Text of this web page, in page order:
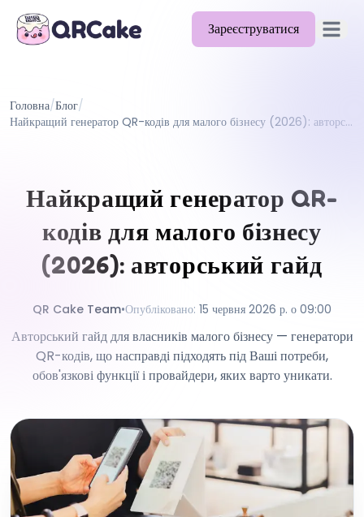
Зареєструватися
Тарифи
Документація
Допомога
API
Головна/Блог/
Найкращий генератор QR-кодів для малого бізнесу (2026): авторський гайд
Найкращий генератор QR-
кодів для малого бізнесу
(2026): авторський гайд
QR Cake Team•Опубліковано: 15 червня 2026 р. о 09:00
Авторський гайд для власників малого бізнесу — генератори
QR-кодів, що насправді підходять під Ваші потреби,
обов'язкові функції і провайдери, яких варто уникати.